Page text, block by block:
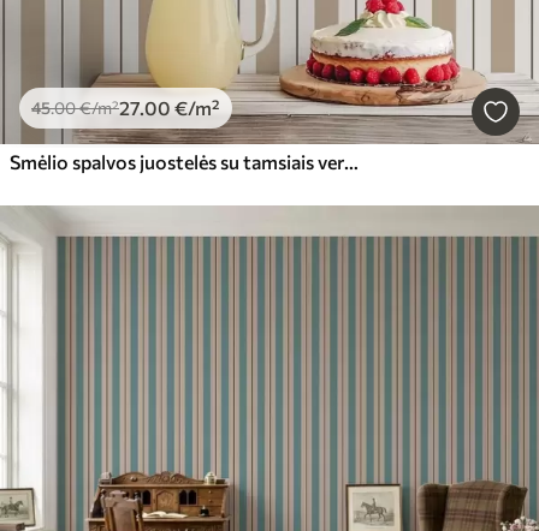
45.00€/m²27.00 €/m²
Smėlio spalvos juostelės su tamsiais vertikaliais akcentais